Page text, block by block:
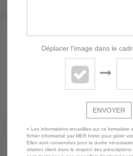
Déplacer l'image dans le
ENVOYER
« Les informations recueillies sur ce formulaire
fichier informatisé par MER Immo pour gérer
Elles sont conservées pour la durée
relation client dans le respect des